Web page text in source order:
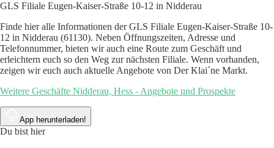
GLS Filiale Eugen-Kaiser-Straße 10-12 in Nidderau
Finde hier alle Informationen der GLS Filiale Eugen-Kaiser-Straße 10-
12 in Nidderau (61130). Neben Öffnungszeiten, Adresse und
Telefonnummer, bieten wir auch eine Route zum Geschäft und
erleichtern euch so den Weg zur nächsten Filiale. Wenn vorhanden,
zeigen wir euch auch aktuelle Angebote von Der Klai´ne Markt.
Weitere Geschäfte Nidderau, Hess - Angebote und Prospekte
App herunterladen!
Du bist hier